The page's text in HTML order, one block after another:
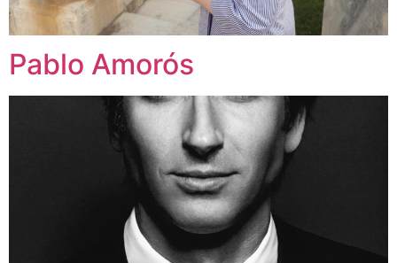
Pablo Amorós